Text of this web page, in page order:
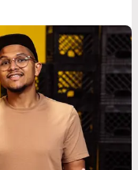
wants to heal.